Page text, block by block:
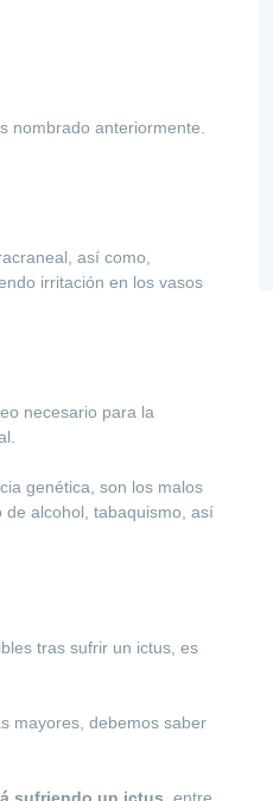
nombrado anteriormente.
así como,
irritación en los vasos
necesario para la
genética, son los malos
de alcohol, tabaquismo, así
tras sufrir un ictus, es
mayores, debemos saber